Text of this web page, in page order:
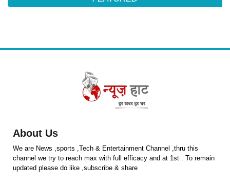
About Us
We are News ,sports ,Tech & Entertainment Channel ,thru this
channel we try to reach max with full efficacy and at 1st . To remain
updated please do like ,subscribe & share